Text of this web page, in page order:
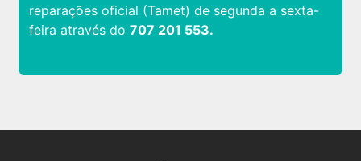
reparações oficial (Tamet) de segunda a sexta-
feira através do 707 201 553.